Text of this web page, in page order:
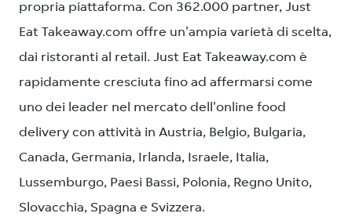
propria piattaforma. Con 362.000 partner, Just
Eat Takeaway.com offre un'ampia varietà di scelta,
dai ristoranti al retail. Just Eat Takeaway.com è
rapidamente cresciuta fino ad affermarsi come
uno dei leader nel mercato dell'online food
delivery con attività in Austria, Belgio, Bulgaria,
Canada, Germania, Irlanda, Israele, Italia,
Lussemburgo, Paesi Bassi, Polonia, Regno Unito,
Slovacchia, Spagna e Svizzera.